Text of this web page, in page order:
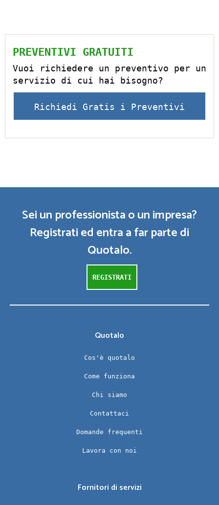
PREVENTIVI GRATUITI
Vuoi richiedere un preventivo per un
servizio di cui hai bisogno?
Richiedi Gratis i Preventivi
Sei un professionista o un impresa?
Registrati ed entra a far parte di
Quotalo.
REGISTRATI
Quotalo
Cos'è quotalo
Come funziona
Chi siamo
Contattaci
Domande frequenti
Lavora con noi
Fornitori di servizi